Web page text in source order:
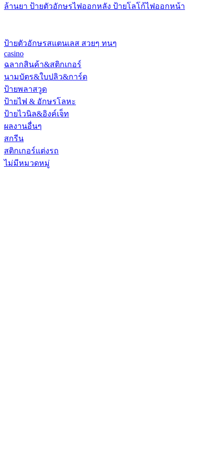
ล้านยา ป้ายตัวอักษรไฟออกหลัง ป้ายโลโก้ไฟออกหน้า
ป้ายตัวอักษรสแตนเลส สวยๆ ทนๆ
casino
ฉลากสินค้า&สติกเกอร์
นามบัตร&ใบปลิว&การ์ด
ป้ายพลาสวูด
ป้ายไฟ & อักษรโลหะ
ป้ายไวนิล&อิงค์เจ็ท
ผลงานอื่นๆ
สกรีน
สติกเกอร์แต่งรถ
ไม่มีหมวดหมู่